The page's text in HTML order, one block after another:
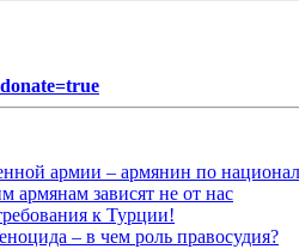
армии – армянин по
зависят не от нас
к Турции!
– в чем роль правосудия?